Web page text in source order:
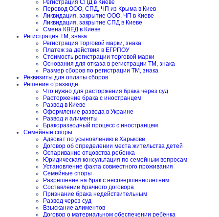
Регистрация СПД в Киеве
Перевод ООО, СПД, ЧП из Крыма в Киев
Ликвидация, закрытие ООО, ЧП в Киеве
Ликвидация, закрытие СПД в Киеве
Смена КВЕД в Киеве
Регистрация ТМ, знака
Регистрация торговой марки, знака
Платеж за действия в ЕГРПОУ
Стоимость регистрации торговой марки
Основания для отказа в регистрации ТМ, знака
Размер сборов по регистрации ТМ, знака
Реквизиты для оплаты сборов
Решение о разводе
Что нужно для расторжения брака через суд
Расторжение брака с иностранцем
Развод в Киеве
Оформление развода в Украине
Развод и алименты
Бракоразводный процесс с иностранцем
Семейные споры
Адвокат по усыновлению в Харькове
Договор об определении места жительства детей
Оспаривание отцовства ребенка
Юридическая консультация по семейным вопросам
Установление факта совместного проживания
Семейные споры
Разрешение на брак с несовершеннолетним
Составление брачного договора
Признание брака недействительным
Развод через суд
Взыскание алиментов
Договор о материальном обеспечении ребёнка